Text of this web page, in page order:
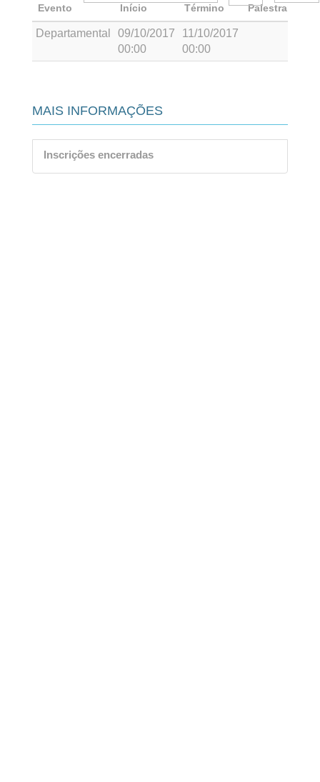
Evento Início Término Palestrante
Departamental
09/10/2017
00:00
11/10/2017
00:00
MAIS INFORMAÇÕES
Inscrições encerradas